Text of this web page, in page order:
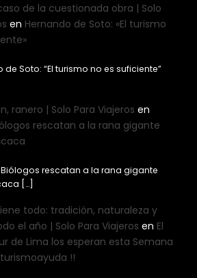
de la cuestionada obra | Solo
en Hernando de Soto: «El turismo
de Soto: “El turismo no es suficiente”
ranero | Solo Para Viajeros en
rescatan a la rana gigante
Biólogos rescatan a la rana gigante
[…]
todo: tradición, naturaleza y
el año | Solo Para Viajeros en El
de Lima los esperan esta Semana
!!